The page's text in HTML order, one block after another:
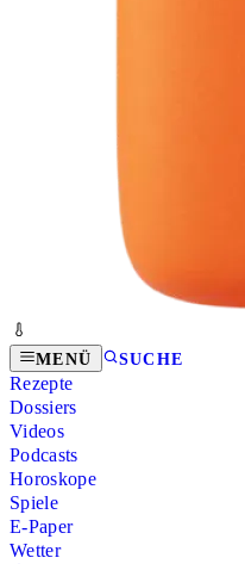
MENÜ SUCHE
Rezepte
Dossiers
Videos
Podcasts
Horoskope
Spiele
E-Paper
Wetter